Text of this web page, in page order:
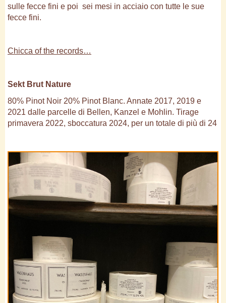
sulle fecce fini e poi sei mesi in acciaio con tutte le sue
fecce fini.
Chicca of the records…
Sekt Brut Nature
80% Pinot Noir 20% Pinot Blanc. Annate 2017, 2019 e
2021 dalle parcelle di Bellen, Kanzel e Mohlin. Tirage
primavera 2022, sboccatura 2024, per un totale di più di 24